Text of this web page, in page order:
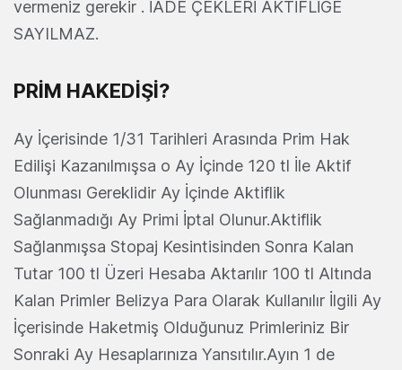
vermeniz gerekir . İADE ÇEKLERİ AKTİFLİGE
SAYILMAZ.
PRİM HAKEDİŞİ?
Ay İçerisinde 1/31 Tarihleri Arasında Prim Hak
Edilişi Kazanılmışsa o Ay İçinde 120 tl İle Aktif
Olunması Gereklidir Ay İçinde Aktiflik
Sağlanmadığı Ay Primi İptal Olunur.Aktiflik
Sağlanmışsa Stopaj Kesintisinden Sonra Kalan
Tutar 100 tl Üzeri Hesaba Aktarılır 100 tl Altında
Kalan Primler Belizya Para Olarak Kullanılır İlgili Ay
İçerisinde Haketmiş Olduğunuz Primleriniz Bir
Sonraki Ay Hesaplarınıza Yansıtılır.Ayın 1 de